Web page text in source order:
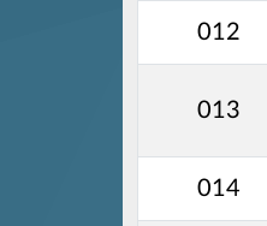
012
013
014